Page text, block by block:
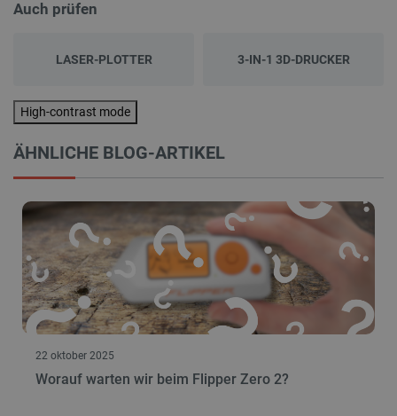
Robotik-Amateuren gekauft werden können.
Auch prüfen
LASER-PLOTTER 3-IN-1 3D-DRUCKER
High-contrast mode
ÄHNLICHE BLOG-ARTIKEL
22 oktober 2025
Worauf warten wir beim Flipper Zero 2?